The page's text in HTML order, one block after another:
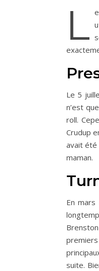
L
Le 5
n’est
roll.
Crudup
avait été
maman.
En
suite.